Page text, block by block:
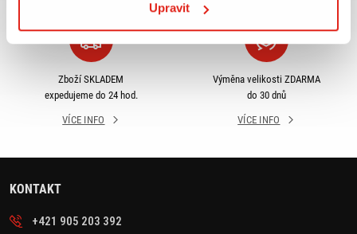
Upravit
Zboží SKLADEM
expedujeme do 24 hod.
VÍCE INFO
Výměna velikosti ZDARMA
do 30 dnů
VÍCE INFO
KONTAKT
+421 905 203 392